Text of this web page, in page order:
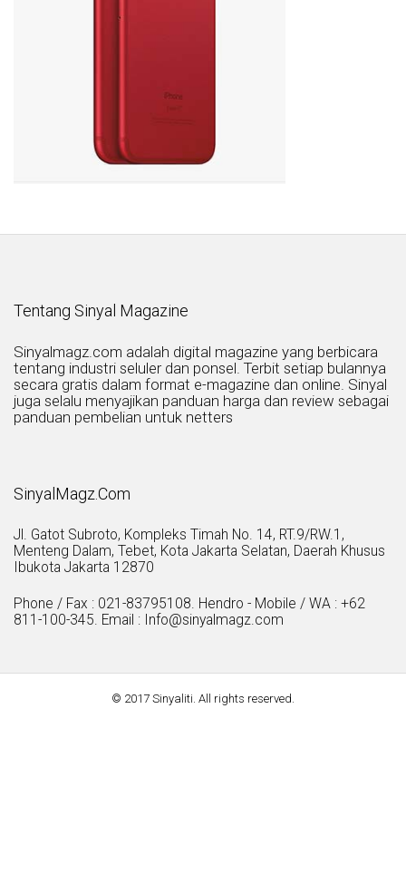
Tentang Sinyal Magazine
Sinyalmagz.com adalah digital magazine yang berbicara
tentang industri seluler dan ponsel. Terbit setiap bulannya
secara gratis dalam format e-magazine dan online. Sinyal
juga selalu menyajikan panduan harga dan review sebagai
panduan pembelian untuk netters
SinyalMagz.Com
Jl. Gatot Subroto, Kompleks Timah No. 14, RT.9/RW.1,
Menteng Dalam, Tebet, Kota Jakarta Selatan, Daerah Khusus
Ibukota Jakarta 12870
Phone / Fax : 021-83795108. Hendro - Mobile / WA : +62
811-100-345. Email : Info@sinyalmagz.com
© 2017 Sinyaliti. All rights reserved.